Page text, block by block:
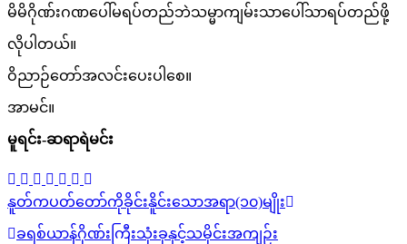
မိမိဂိုဏ်းဂဏပေါ်မရပ်တည်ဘဲသမ္မာကျမ်းသာပေါ်သာရပ်တည်ဖို့
လိုပါတယ်။
ဝိညာဉ်တော်အလင်းပေးပါစေ။
အာမင်။
မူရင်း-ဆရာရဲမင်း
文
章
နူတ်ကပတ်တော်ကိုခိုင်းနိူင်းသောအရာ(၁၀)မျိုး
ခရစ်ယာန်ဂိုဏ်းကြီးသုံးခုနှင့်သမိုင်းအကျဉ်း